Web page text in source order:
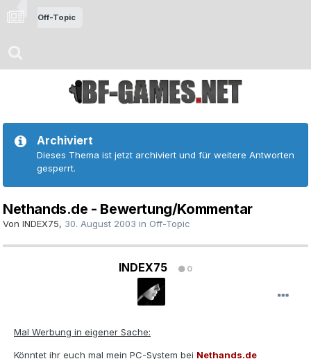
Off-Topic
Archiviert
Dieses Thema ist jetzt archiviert und für weitere Antworten
gesperrt.
Nethands.de - Bewertung/Kommentar
Von INDEX75, 30. August 2003 in Off-Topic
INDEX75 0
Mal Werbung in eigener Sache:
Könntet ihr euch mal mein PC-System bei Nethands.de